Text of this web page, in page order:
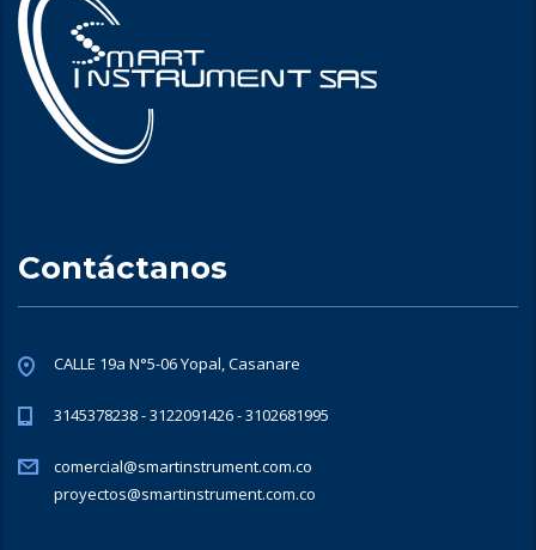
Contáctanos
CALLE 19a N°5-06 Yopal, Casanare
3145378238 - 3122091426 - 3102681995
comercial@smartinstrument.com.co
proyectos@smartinstrument.com.co